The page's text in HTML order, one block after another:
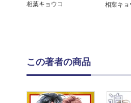
相葉キョウコ
相葉キョ
この著者の商品